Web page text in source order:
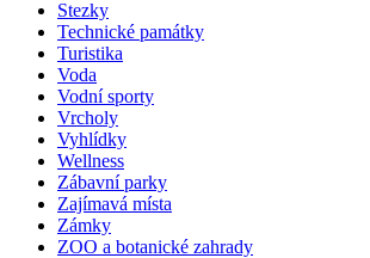
Stezky
Technické památky
Turistika
Voda
Vodní sporty
Vrcholy
Vyhlídky
Wellness
Zábavní parky
Zajímavá místa
Zámky
ZOO a botanické zahrady